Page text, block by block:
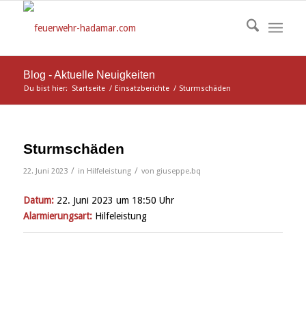
Blog - Aktuelle Neuigkeiten
Du bist hier: Startseite / Einsatzberichte / Sturmschäden
Sturmschäden
22. Juni 2023 / in Hilfeleistung / von giuseppe.bq
Datum:22. Juni 2023 um 18:50 Uhr
Alarmierungsart:Hilfeleistung